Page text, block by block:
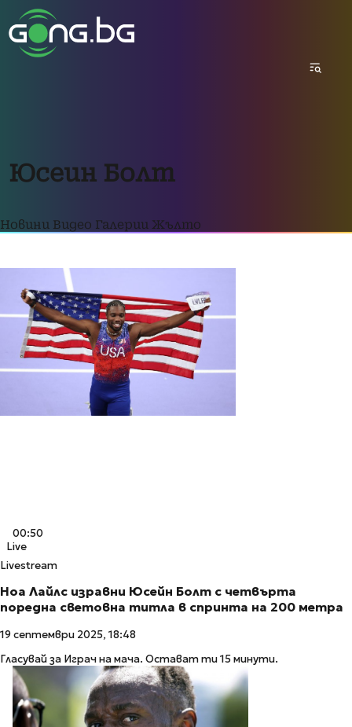
Юсеин Болт
Новини Видео Галерии Жълто
00:50
Live
Livestream
Ноа Лайлс изравни Юсейн Болт с четвърта
поредна световна титла в спринта на 200 метра
19 септември 2025, 18:48
Гласувай за Играч на мача. Остават ти 15 минути.